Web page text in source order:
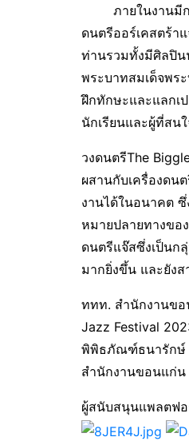
ภายในงานมีกา
ดนตรีออร์เคสตร้า
ท่านรวมทั้งมีศิลปิน
พระบาทสมเด็จพร
ฝึกทักษะและแลกเ
นักเรียนและผู้ที่สน
วงดนตรีThe
ผสานกับเครื่องดน
งานได้ในอนาคต
หมายปลายทางขอ
ดนตรีแจ๊สซึ่งเป็นก
มากยิ่งขึ้น และยังส
ททท. สำนักงานขอ
Jazz Festival
พิพิธภัณฑ์ธนารักษ์
สำนักงานขอนแก่
ผู้สนับสนุนแพลตฟ